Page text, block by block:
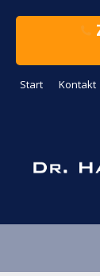
Start Kontakt